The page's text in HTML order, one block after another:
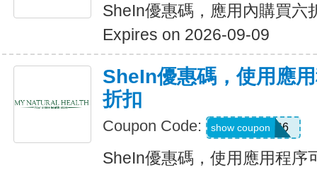
SheIn優惠碼，應用內購買六
Expires on 2026-09-09
SheIn優惠碼，使用應
折扣
Coupon Code: 295KHS6
show coupon
SheIn優惠碼，使用應用程序